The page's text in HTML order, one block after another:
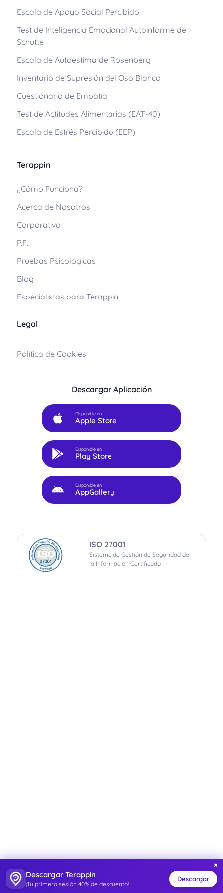
Terappin
¿Cómo Funciona?
Acerca de Nosotros
Corporativo
P.F.
Pruebas Psicológicas
Blog
Especialistas para Terappin
Legal
Política de Cookies
Escala de Apoyo Social Percibido
Test de Inteligencia Emocional Autoinforme de
Schutte
Escala de Autoestima de Rosenberg
Inventario de Supresión del Oso Blanco
Cuestionario de Empatía
Test de Actitudes Alimentarias (EAT-40)
Escala de Estrés Percibido (EEP)
Descargar Aplicación
Disponible en
Apple Store
Disponible en
Play Store
Disponible en
AppGallery
ISO 27001
Sistema de Gestión de Seguridad de
la Información Certificado
ISO 27001
×
Descargar Terappin
¡Tu primera sesión 40% de descuento!
Descargar